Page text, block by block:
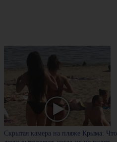
Скрытая камера на пляже Крыма: Что